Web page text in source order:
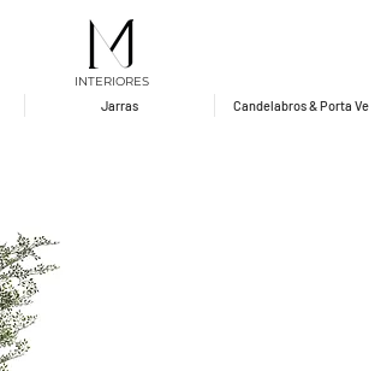
INTERIORES
Jarras Candelabros & Porta